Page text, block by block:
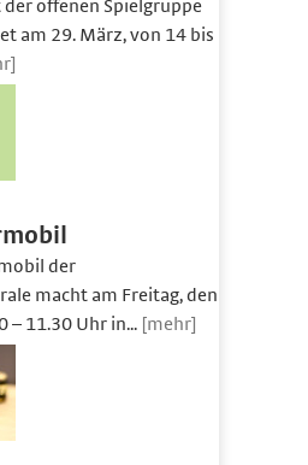
der offenen Spielgruppe
am 29. März, von 14 bis
der
macht am Freitag, den
– 11.30 Uhr in... [mehr]